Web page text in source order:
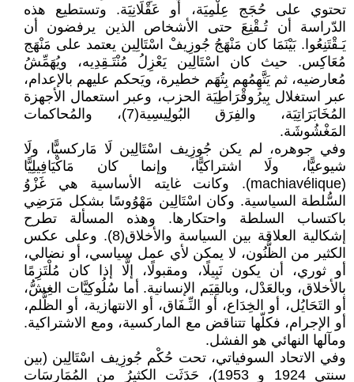
تحتوي على حُجَج عِلْمِيَة، أو عَقْلَانِيَة. وتستطيع هذه
الدّراسة أن تُـقْنِعَ حتى الأشخاص الذين يرفضون أن
يَـقْتَنِعُوا. بَيْنَمَا كان مَنْهَجُ جُوزِيفْ اسْتَالِين يعتمد على مَنْهَج
مُعَاكِس. حيث كان اسْتَالِين يَعْزِلُ مُنْتَـقِدِيه، ويُهَمِّشُ
مُعارضيه، ثم يَتَّهِمُهم بِتُهَم خطيرة، ويَحكم عليهم بالإعدام،
عبر استغلال بِيرُوقْرَاطِيَة الحزب، وعبر استعمال الأجهزة
المُخَابَرَاتِيَة، والفِرَق البُولِيسِية(7)، والمُحاكمات
المَغْشُوشَة.
وفي جوهره، لم يكن جُوزِيف اسْتَالِين لَا مَاركسيًّا، ولَا
شيوعيًّا، ولَا اشتراكيًّا، وإنما كان مَاكْيَافِيلِيًّا
(machiavélique). وكانت غايته الأساسية هي غَزْوُ
السُّلطة السياسية. وكان اسْتَالِين مَهْوُوسًا بشكل مَرَضِي
باكتساب السلطة واحتكارها. وهذه المسألة تطرح
إشكالية العلاقة بين السياسة والأخلاق(8). وعلى عكس
الكثير من الظُّنُون، لا يمكن لأي عمل سياسي، أو نضالي،
أو ثوري، أن يكون نَبِيلًا، ومقبولًا، إلَّا إذا كان مُلْتَزِمًا
بالأخلاق، وبالعَدْل، وبالقِيَم الإنسانية. أما سُلُوكِيَّات الغِشُّ،
أو التَحَايُل، أو الخِدَاع، أو النِّـفَاق، أو الانتهازية، أو الظُّلم،
أو الإجرام، فكلّها تتناقض مع الماركسية، ومع الاشتراكية.
ومآلها النهائي هو الفشل.
وفي الاتحاد السوفياتي، تحت حُكْم جُوزِيف اسْتَالِين (بين
سنتي 1924 و 1953)، حَدَثَت الكثيرُ من المُمَارسَات